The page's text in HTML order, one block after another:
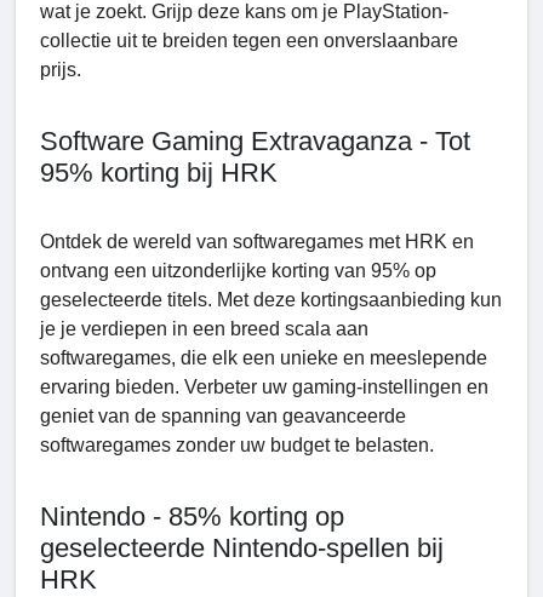
wat je zoekt. Grijp deze kans om je PlayStation-
collectie uit te breiden tegen een onverslaanbare
prijs.
Software Gaming Extravaganza - Tot
95% korting bij HRK
Ontdek de wereld van softwaregames met HRK en
ontvang een uitzonderlijke korting van 95% op
geselecteerde titels. Met deze kortingsaanbieding kun
je je verdiepen in een breed scala aan
softwaregames, die elk een unieke en meeslepende
ervaring bieden. Verbeter uw gaming-instellingen en
geniet van de spanning van geavanceerde
softwaregames zonder uw budget te belasten.
Nintendo - 85% korting op
geselecteerde Nintendo-spellen bij
HRK